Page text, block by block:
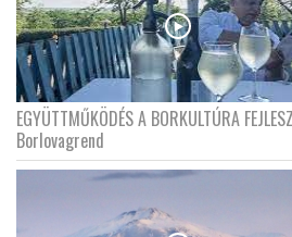
EGYÜTTMŰKÖDÉS A BORKULTÚRA
Borlovagrend